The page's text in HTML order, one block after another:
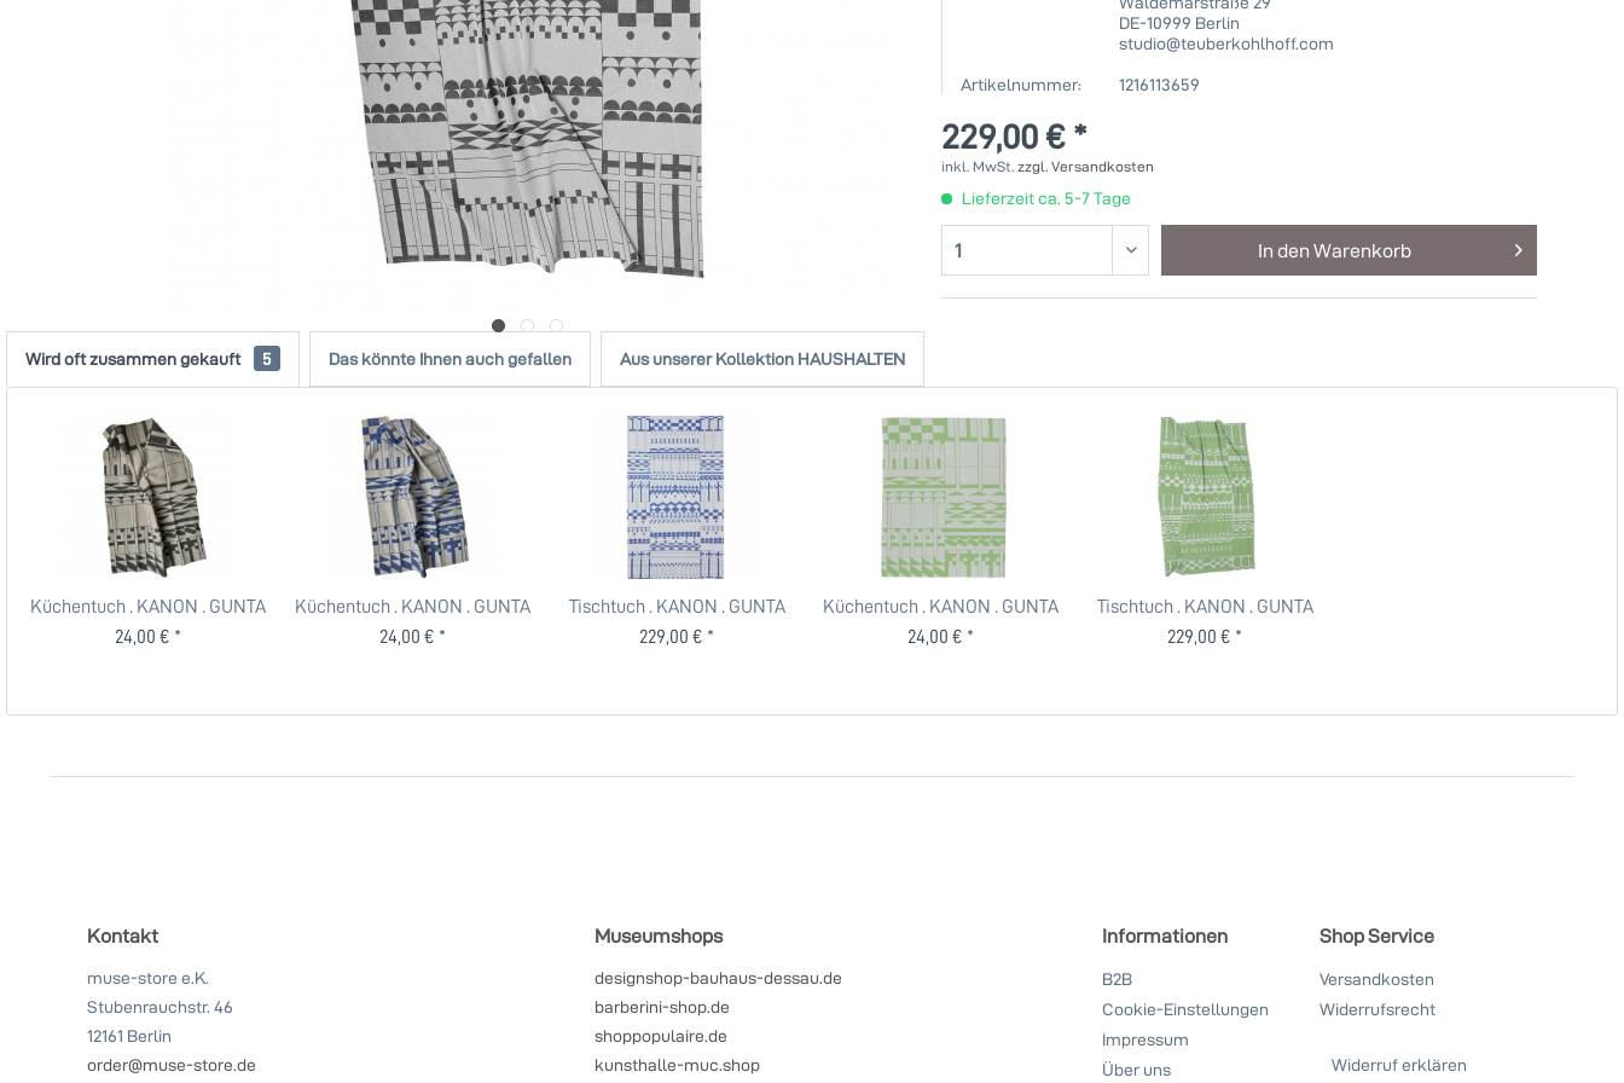
DE-10999 Berlin
studio@teuberkohlhoff.com
Artikelnummer:
1216113659
229,00 € *
inkl. MwSt. zzgl. Versandkosten
Lieferzeit ca. 5-7 Tage
In den Warenkorb
Wird oft zusammen gekauft 5 Das könnte Ihnen auch gefallen Aus unserer Kollektion HAUSHALTEN
Küchentuch . KANON . GUNTA
STÖLZL . TEUBER...
24,00 € *
Küchentuch . KANON . GUNTA
STÖLZL . TEUBER...
24,00 € *
Tischtuch . KANON . GUNTA
STÖLZL . TEUBER...
229,00 € *
Küchentuch . KANON . GUNTA
STÖLZL . TEUBER...
24,00 € *
Tischtuch . KANON . GUNTA
STÖLZL . TEUBER...
229,00 € *
Kontakt
muse-store e.K.
Stubenrauchstr. 46
12161 Berlin
order@muse-store.de
Museumshops
designshop-bauhaus-dessau.de
barberini-shop.de
shoppopulaire.de
kunsthalle-muc.shop
Informationen
B2B
Cookie-Einstellungen
Impressum
Über uns
Shop Service
Versandkosten
Widerrufsrecht
Widerruf erklären